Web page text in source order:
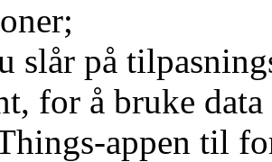
slår på
for å bruke
appen til